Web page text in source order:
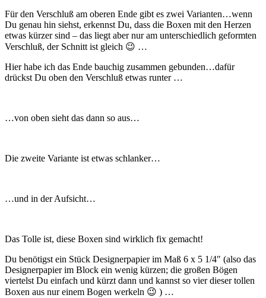
Für den Verschluß am oberen Ende gibt es zwei Varianten…wenn
Du genau hin siehst, erkennst Du, dass die Boxen mit den Herzen
etwas kürzer sind – das liegt aber nur am unterschiedlich geformten
Verschluß, der Schnitt ist gleich 😉 …
Hier habe ich das Ende bauchig zusammen gebunden…dafür
drückst Du oben den Verschluß etwas runter …
…von oben sieht das dann so aus…
Die zweite Variante ist etwas schlanker…
…und in der Aufsicht…
Das Tolle ist, diese Boxen sind wirklich fix gemacht!
Du benötigst ein Stück Designerpapier im Maß 6 x 5 1/4″ (also das
Designerpapier im Block ein wenig kürzen; die großen Bögen
viertelst Du einfach und kürzt dann und kannst so vier dieser tollen
Boxen aus nur einem Bogen werkeln 😉 ) …